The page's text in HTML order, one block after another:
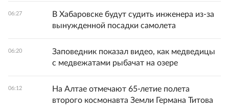
06:27
В Хабаровске будут судить инженера из-за
вынужденной посадки самолета
06:20
Заповедник показал видео, как медведицы
с медвежатами рыбачат на озере
06:12
На Алтае отмечают 65-летие полета
второго космонавта Земли Германа Титова